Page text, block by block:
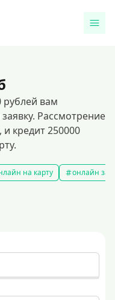
рублей вам
Рассмотрение
и кредит 250000
на карту онлайн